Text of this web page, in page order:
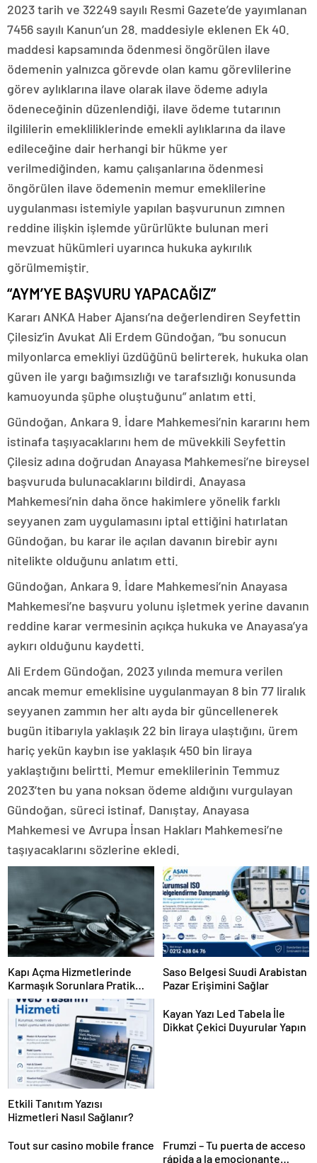
2023 tarih ve 32249 sayılı Resmi Gazete’de yayımlanan
7456 sayılı Kanun’un 28. maddesiyle eklenen Ek 40.
maddesi kapsamında ödenmesi öngörülen ilave
ödemenin yalnızca görevde olan kamu görevlilerine
görev aylıklarına ilave olarak ilave ödeme adıyla
ödeneceğinin düzenlendiği, ilave ödeme tutarının
ilgililerin emekliliklerinde emekli aylıklarına da ilave
edileceğine dair herhangi bir hükme yer
verilmediğinden, kamu çalışanlarına ödenmesi
öngörülen ilave ödemenin memur emeklilerine
uygulanması istemiyle yapılan başvurunun zımnen
reddine ilişkin işlemde yürürlükte bulunan meri
mevzuat hükümleri uyarınca hukuka aykırılık
görülmemiştir.
“AYM’YE BAŞVURU YAPACAĞIZ”
Kararı ANKA Haber Ajansı’na değerlendiren Seyfettin
Çilesiz’in Avukat Ali Erdem Gündoğan, “bu sonucun
milyonlarca emekliyi üzdüğünü belirterek, hukuka olan
güven ile yargı bağımsızlığı ve tarafsızlığı konusunda
kamuoyunda şüphe oluştuğunu” anlatım etti.
Gündoğan, Ankara 9. İdare Mahkemesi’nin kararını hem
istinafa taşıyacaklarını hem de müvekkili Seyfettin
Çilesiz adına doğrudan Anayasa Mahkemesi’ne bireysel
başvuruda bulunacaklarını bildirdi. Anayasa
Mahkemesi’nin daha önce hakimlere yönelik farklı
seyyanen zam uygulamasını iptal ettiğini hatırlatan
Gündoğan, bu karar ile açılan davanın birebir aynı
nitelikte olduğunu anlatım etti.
Gündoğan, Ankara 9. İdare Mahkemesi’nin Anayasa
Mahkemesi’ne başvuru yolunu işletmek yerine davanın
reddine karar vermesinin açıkça hukuka ve Anayasa’ya
aykırı olduğunu kaydetti.
Ali Erdem Gündoğan, 2023 yılında memura verilen
ancak memur emeklisine uygulanmayan 8 bin 77 liralık
seyyanen zammın her altı ayda bir güncellenerek
bugün itibarıyla yaklaşık 22 bin liraya ulaştığını, ürem
hariç yekün kaybın ise yaklaşık 450 bin liraya
yaklaştığını belirtti. Memur emeklilerinin Temmuz
2023’ten bu yana noksan ödeme aldığını vurgulayan
Gündoğan, süreci istinaf, Danıştay, Anayasa
Mahkemesi ve Avrupa İnsan Hakları Mahkemesi’ne
taşıyacaklarını sözlerine ekledi.
Kapı Açma Hizmetlerinde
Karmaşık Sorunlara Pratik
Çözümler
Saso Belgesi Suudi Arabistan
Pazar Erişimini Sağlar
Etkili Tanıtım Yazısı
Hizmetleri Nasıl Sağlanır?
Kayan Yazı Led Tabela İle
Dikkat Çekici Duyurular Yapın
Tout sur casino mobile france
Frumzi – Tu puerta de acceso
rápida a la emocionante